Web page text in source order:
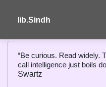
lib.Sindh
“Be curious. Read widely.
call intelligence just boils
Swartz